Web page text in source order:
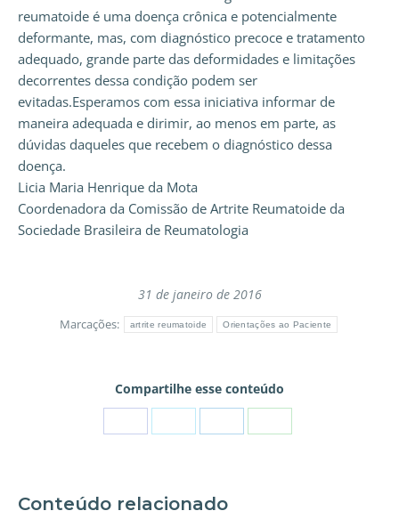
reumatoide é uma doença crônica e potencialmente
deformante, mas, com diagnóstico precoce e tratamento
adequado, grande parte das deformidades e limitações
decorrentes dessa condição podem ser
evitadas.Esperamos com essa iniciativa informar de
maneira adequada e dirimir, ao menos em parte, as
dúvidas daqueles que recebem o diagnóstico dessa
doença.
Licia Maria Henrique da Mota
Coordenadora da Comissão de Artrite Reumatoide da
Sociedade Brasileira de Reumatologia
31 de janeiro de 2016
Marcações: artrite reumatoide Orientações ao Paciente
Compartilhe esse conteúdo
Conteúdo relacionado